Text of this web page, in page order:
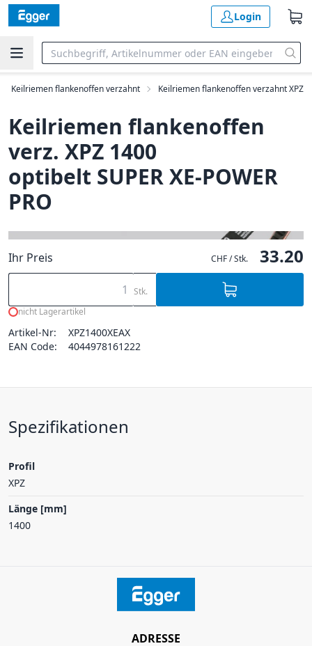
Login
Keilriemen flankenoffen verzahnt Keilriemen flankenoffen verzahnt XPZ
Keilriemen flankenoffen
verz. XPZ 1400
optibelt SUPER XE-POWER
PRO
Ihr Preis CHF / Stk. 33.20
Stk.
nicht Lagerartikel
Artikel-Nr:
XPZ1400XEAX
EAN Code:
4044978161222
Spezifikationen
Profil
XPZ
Länge [mm]
1400
ADRESSE